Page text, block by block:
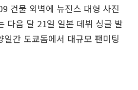
건물 외벽에 뉴진스 대형 사진
다음 달 21일 일본 데뷔 싱글 발
간 도쿄돔에서 대규모 팬미팅